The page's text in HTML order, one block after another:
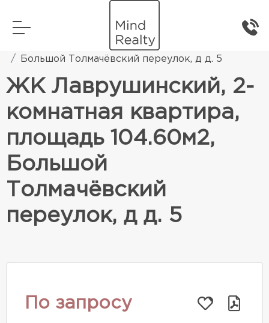
Элитная жилая недвижимость
Большой Толмачёвский переулок, д д. 5
ЖК Лаврушинский, 2-
комнатная квартира,
площадь 104.60м2,
Большой
Толмачёвский
переулок, д д. 5
По запросу